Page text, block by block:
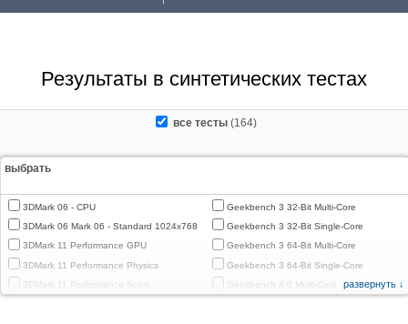
Результаты в синтетических тестах
все тесты(164)
выбрать
3DMark 06 - CPU
3DMark 06 Mark 06 - Standard 1024x768
3DMark 11 Performance GPU
3DMark 11 Performance Physics
3DMark 11 Performance Score
Geekbench 3 32-Bit Multi-Core
Geekbench 3 32-Bit Single-Core
Geekbench 3 64-Bit Multi-Core
Geekbench 3 64-Bit Single-Core
Geekbench 4.0 Multi-Core
развернуть ↓